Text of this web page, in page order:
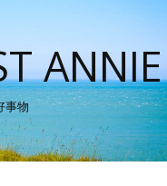
ANNIE
事物